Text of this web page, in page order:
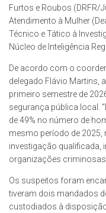
Furtos e Roubos (DRFR/
Atendimento à Mulher
Técnico e Tático à
Núcleo de Inteligência
De acordo com o
delegado Flávio Martins,
primeiro semestre de
segurança pública local.
de 49% no número de
mesmo período de
investigação qualificada,
organizações
Os suspeitos foram
tiveram dois mandados
custodiados à